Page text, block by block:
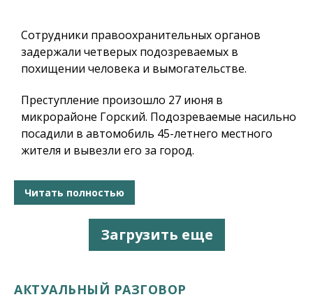
Сотрудники правоохранительных органов
задержали четверых подозреваемых в
похищении человека и вымогательстве.
Преступление произошло 27 июня в
микрорайоне Горский. Подозреваемые насильно
посадили в автомобиль 45-летнего местного
жителя и вывезли его за город.
Читать полностью
Загрузить еще
АКТУАЛЬНЫЙ РАЗГОВОР